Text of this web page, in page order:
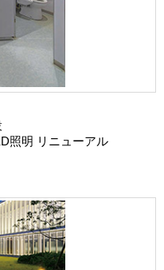
照明 リニューアル